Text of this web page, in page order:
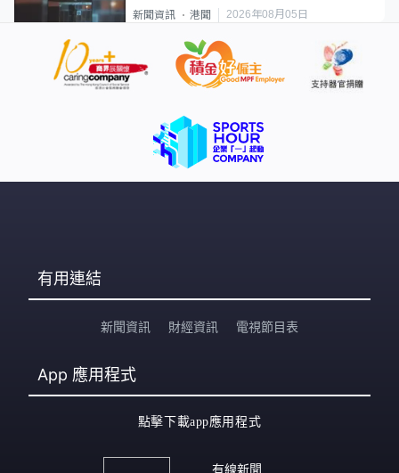
新聞資訊 港聞 2026年08月05日
有用連結
新聞資訊 財經資訊 電視節目表
App 應用程式
點擊下載app應用程式